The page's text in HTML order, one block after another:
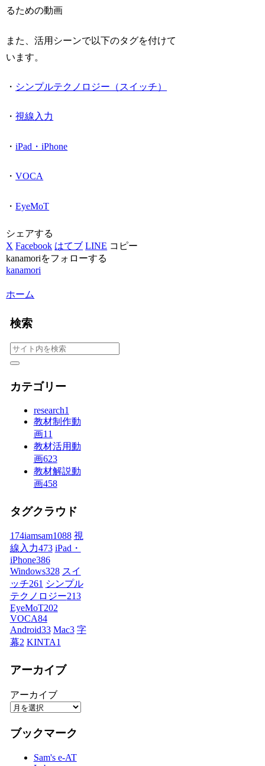
るための動画
また、活用シーンで以下のタグを付けて
います。
・ シンプルテクノロジー（スイッチ）
・視線入力
・iPad・iPhone
・VOCA
・EyeMoT
シェアする
X Facebook はてブ LINE コピー
kanamoriをフォローする
kanamori
ホーム
検索
カテゴリー
research1
教材制作動
画11
教材活用動
画623
教材解説動
画458
タグクラウド
174iamsam1088 視
線入力473 iPad・
iPhone386
Windows328 スイ
ッチ261 シンプル
テクノロジー213
EyeMoT202
VOCA84
Android33 Mac3 字
幕2 KINTA1
アーカイブ
アーカイブ
ブックマーク
Sam's e-AT